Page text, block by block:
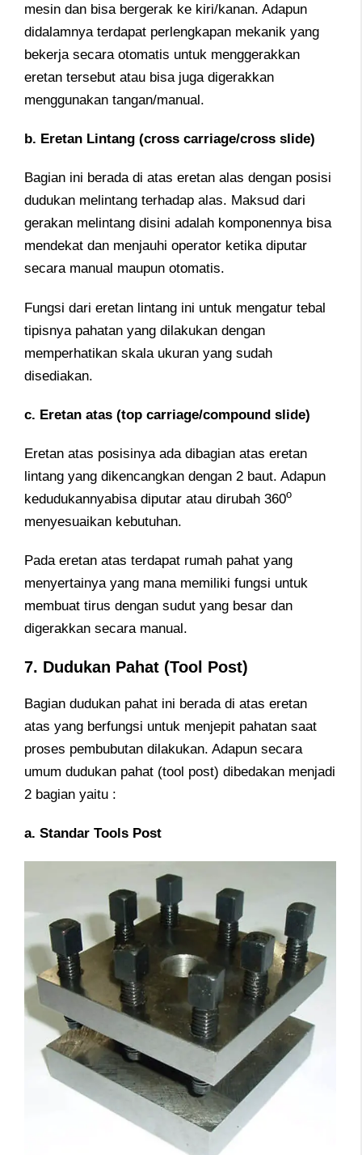
mesin dan bisa bergerak ke kiri/kanan. Adapun
didalamnya terdapat perlengkapan mekanik yang
bekerja secara otomatis untuk menggerakkan
eretan tersebut atau bisa juga digerakkan
menggunakan tangan/manual.
b. Eretan Lintang (cross carriage/cross slide)
Bagian ini berada di atas eretan alas dengan posisi
dudukan melintang terhadap alas. Maksud dari
gerakan melintang disini adalah komponennya bisa
mendekat dan menjauhi operator ketika diputar
secara manual maupun otomatis.
Fungsi dari eretan lintang ini untuk mengatur tebal
tipisnya pahatan yang dilakukan dengan
memperhatikan skala ukuran yang sudah
disediakan.
c. Eretan atas (top carriage/compound slide)
Eretan atas posisinya ada dibagian atas eretan
lintang yang dikencangkan dengan 2 baut. Adapun
kedudukannyabisa diputar atau dirubah 360o
menyesuaikan kebutuhan.
Pada eretan atas terdapat rumah pahat yang
menyertainya yang mana memiliki fungsi untuk
membuat tirus dengan sudut yang besar dan
digerakkan secara manual.
7. Dudukan Pahat (Tool Post)
Bagian dudukan pahat ini berada di atas eretan
atas yang berfungsi untuk menjepit pahatan saat
proses pembubutan dilakukan. Adapun secara
umum dudukan pahat (tool post) dibedakan menjadi
2 bagian yaitu :
a. Standar Tools Post